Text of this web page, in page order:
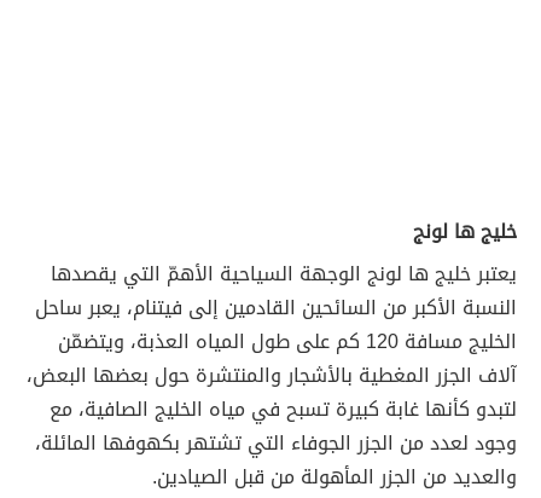
خليج ها لونج
يعتبر خليج ها لونج الوجهة السياحية الأهمّ التي يقصدها
النسبة الأكبر من السائحين القادمين إلى فيتنام، يعبر ساحل
الخليج مسافة 120 كم على طول المياه العذبة، ويتضمّن
آلاف الجزر المغطية بالأشجار والمنتشرة حول بعضها البعض،
لتبدو كأنها غابة كبيرة تسبح في مياه الخليج الصافية، مع
وجود لعدد من الجزر الجوفاء التي تشتهر بكهوفها المائلة،
والعديد من الجزر المأهولة من قبل الصيادين.